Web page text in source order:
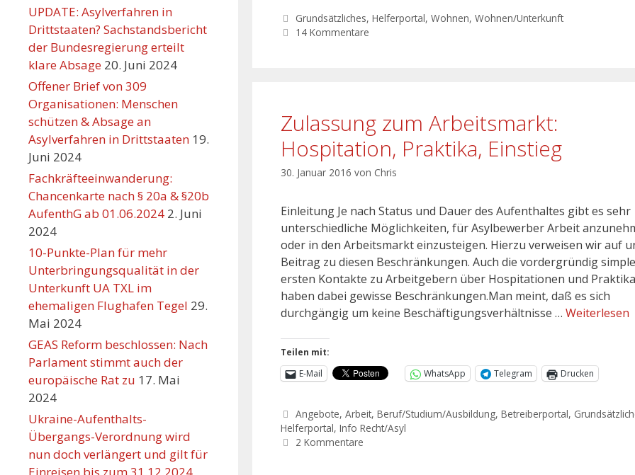
Grundsätzliches,Helferportal,Wohnen,Wohnen/Unterkunft
14 Kommentare
Zulassung zum Arbeitsmarkt:
Hospitation, Praktika, Einstieg
30. Januar 2016 von Chris
Einleitung Je nach Status und Dauer des Aufenthaltes gibt es sehr
unterschiedliche Möglichkeiten, für Asylbewerber Arbeit
oder in den Arbeitsmarkt einzusteigen. Hierzu verweisen wir auf
Beitrag zu diesen Beschränkungen. Auch die vordergründig
ersten Kontakte zu Arbeitgebern über Hospitationen und Praktika
haben dabei gewisse Beschränkungen.Man meint, daß es sich
durchgängig um keine Beschäftigungsverhältnisse … Weiterlesen
Teilen mit:
E-Mail
WhatsApp Telegram Drucken
Angebote,Arbeit,Beruf/Studium/Ausbildung,Betreiberportal,
Helferportal, Info Recht/Asyl
2 Kommentare
UPDATE: Asylverfahren in
Drittstaaten? Sachstandsbericht
der Bundesregierung erteilt
klare Absage 20. Juni 2024
Offener Brief von 309
Organisationen: Menschen
schützen & Absage an
Asylverfahren in Drittstaaten 19.
Juni 2024
Fachkräfteeinwanderung:
Chancenkarte nach § 20a & §20b
AufenthG ab 01.06.2024 2. Juni
2024
10-Punkte-Plan für mehr
Unterbringungsqualität in der
Unterkunft UA TXL im
ehemaligen Flughafen Tegel 29.
Mai 2024
GEAS Reform beschlossen: Nach
Parlament stimmt auch der
europäische Rat zu 17. Mai
2024
Ukraine-Aufenthalts-
Übergangs-Verordnung wird
nun doch verlängert und gilt für